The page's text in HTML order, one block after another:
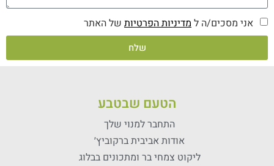
אני מסכים/ה למדיניות הפרטיות של האתר
שלח
הטעם שבטבע
התחבר למנוי שלך
אודות אביבית ברקוביץ׳
ליקוט צמחי בר ומתכונים בבלוג